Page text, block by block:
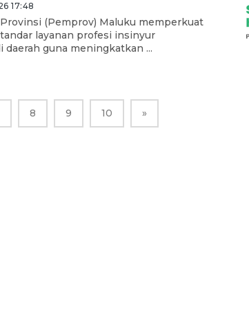
17:48
(Pemprov) Maluku memperkuat
layanan profesi insinyur
daerah guna meningkatkan ...
8 9 10 »